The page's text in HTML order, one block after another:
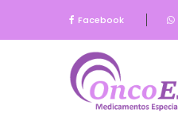
Facebook